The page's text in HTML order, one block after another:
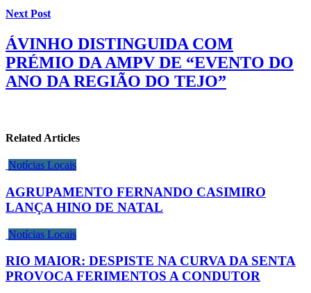
Next Post
ÁVINHO DISTINGUIDA COM
PRÉMIO DA AMPV DE “EVENTO DO
ANO DA REGIÃO DO TEJO”
Related Articles
Notícias Locais
AGRUPAMENTO FERNANDO CASIMIRO
LANÇA HINO DE NATAL
Notícias Locais
RIO MAIOR: DESPISTE NA CURVA DA SENTA
PROVOCA FERIMENTOS A CONDUTOR